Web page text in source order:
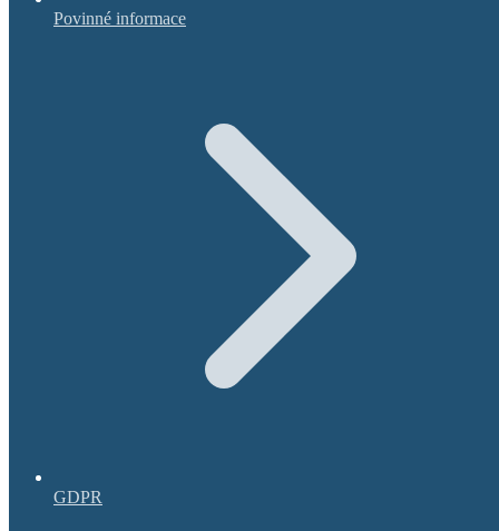
Povinné informace
GDPR